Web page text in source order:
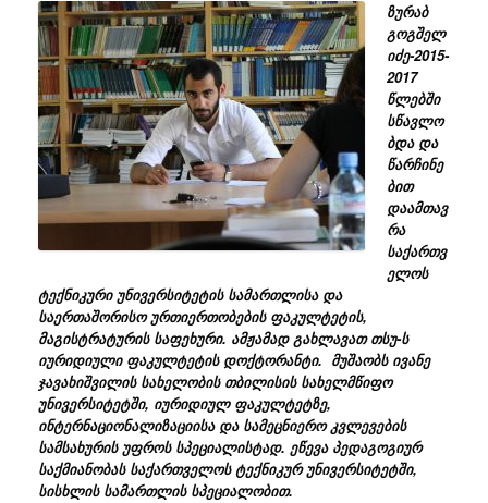
ზურაბ
გოგშელ
იძე-2015-
2017
წლებში
სწავლო
ბდა და
წარჩინე
ბით
დაამთავ
რა
საქართვ
ელოს
ტექნიკური უნივერსიტეტის სამართლისა და
საერთაშორისო ურთიერთობების ფაკულტეტის,
მაგისტრატურის საფეხური. ამჟამად გახლავათ თსუ-ს
იურიდიული ფაკულტეტის დოქტორანტი. მუშაობს ივანე
ჯავახიშვილის სახელობის თბილისის სახელმწიფო
უნივერსიტეტში, იურიდიულ ფაკულტეტზე,
ინტერნაციონალიზაციისა და სამეცნიერო კვლევების
სამსახურის უფროს სპეციალისტად. ეწევა პედაგოგიურ
საქმიანობას საქართველოს ტექნიკურ უნივერსიტეტში,
სისხლის სამართლის სპეციალობით.